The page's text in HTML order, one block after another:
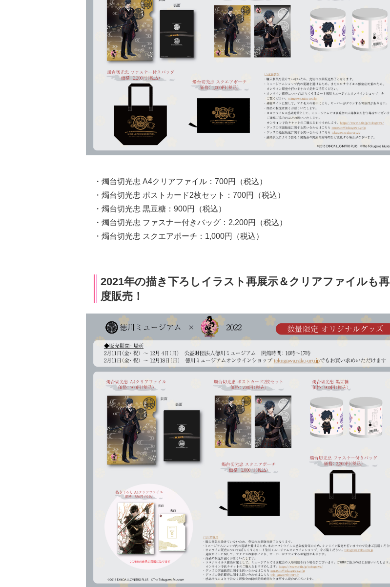
・燭台切光忠 A4クリアファイル：700円（税込）
・燭台切光忠 ポストカード2枚セット：700円（税込）
・燭台切光忠 黒豆糖：900円（税込）
・燭台切光忠 ファスナー付きバッグ：2,200円（税込）
・燭台切光忠 スクエアポーチ：1,000円（税込）
2021年の描き下ろしイラスト再展示＆クリアファイルも再
度販売！